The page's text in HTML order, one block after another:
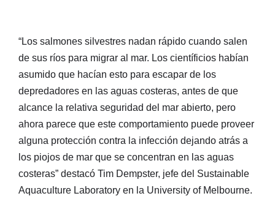
“Los salmones silvestres nadan rápido cuando salen
de sus ríos para migrar al mar. Los científicios habían
asumido que hacían esto para escapar de los
depredadores en las aguas costeras, antes de que
alcance la relativa seguridad del mar abierto, pero
ahora parece que este comportamiento puede proveer
alguna protección contra la infección dejando atrás a
los piojos de mar que se concentran en las aguas
costeras” destacó Tim Dempster, jefe del Sustainable
Aquaculture Laboratory en la University of Melbourne.